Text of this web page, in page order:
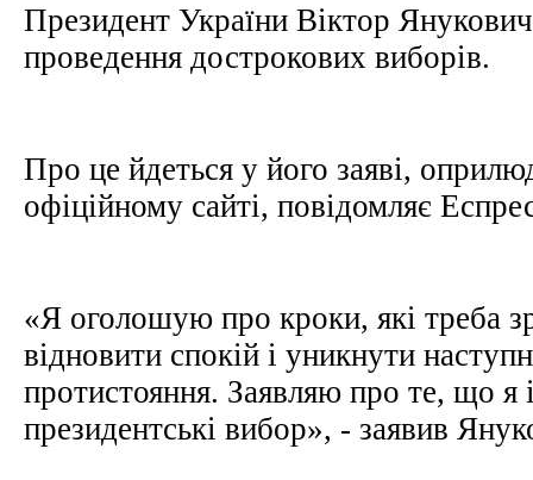
Президент України Віктор
проведення дострокових виборів.
Про це йдеться у його заяві,
офіційному сайті, повідомляє
«Я оголошую про кроки, які треба
відновити спокій і уникнути
протистояння. Заявляю про те, що я
президентські вибор», - заявив